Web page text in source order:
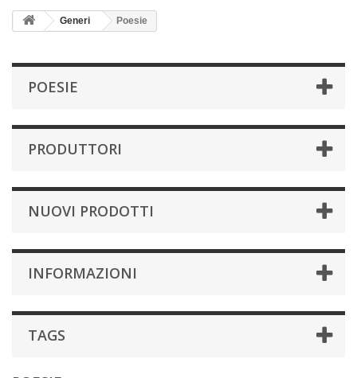
Generi Poesie
POESIE
PRODUTTORI
NUOVI PRODOTTI
INFORMAZIONI
TAGS